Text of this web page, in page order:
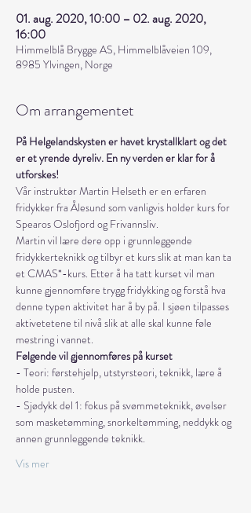
01. aug. 2020, 10:00 – 02. aug. 2020,
16:00
Himmelblå Brygge AS, Himmelblåveien 109,
8985 Ylvingen, Norge
Om arrangementet
På Helgelandskysten er havet krystallklart og det
er et yrende dyreliv. En ny verden er klar for å
utforskes!
Vår instruktør Martin Helseth er en erfaren
fridykker fra Ålesund som vanligvis holder kurs for
Spearos Oslofjord og Frivannsliv.
Martin vil lære dere opp i grunnleggende
fridykkerteknikk og tilbyr et kurs slik at man kan ta
et CMAS*-kurs. Etter å ha tatt kurset vil man
kunne gjennomføre trygg fridykking og forstå hva
denne typen aktivitet har å by på. I sjøen tilpasses
aktivetetene til nivå slik at alle skal kunne føle
mestring i vannet.
Følgende vil gjennomføres på kurset
- Teori: førstehjelp, utstyrsteori, teknikk, lære å
holde pusten.
- Sjødykk del 1: fokus på svømmeteknikk, øvelser
som masketømming, snorkeltømming, neddykk og
annen grunnleggende teknikk.
Vis mer